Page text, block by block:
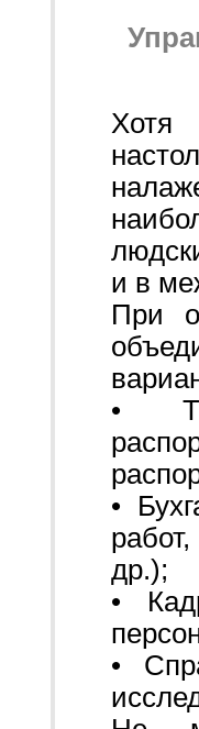
Хотя
и в
При
•
•
др.);
•
•